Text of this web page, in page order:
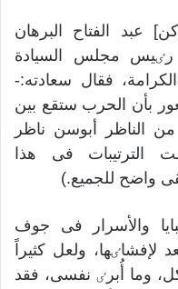
عبد الفتاح البرهان
رٸيس مجلس السيادة
فقال سعادته:-
شعور بأن الحرب ستقع بين
الناظر أبوسن ناظر
الترتيبات فی هذا
واضح للجميع.)
والأسرار فی جوف
ولعل كثيراً
وما أُبرٸ نفسی، فقد